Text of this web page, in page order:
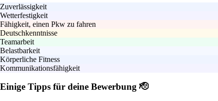
Zuverlässigkeit
Wetterfestigkeit
Fähigkeit, einen Pkw zu fahren
Deutschkenntnisse
Teamarbeit
Belastbarkeit
Körperliche Fitness
Kommunikationsfähigkeit
Einige Tipps für deine Bewerbung 🫡